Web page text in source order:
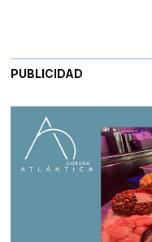
PUBLICIDAD